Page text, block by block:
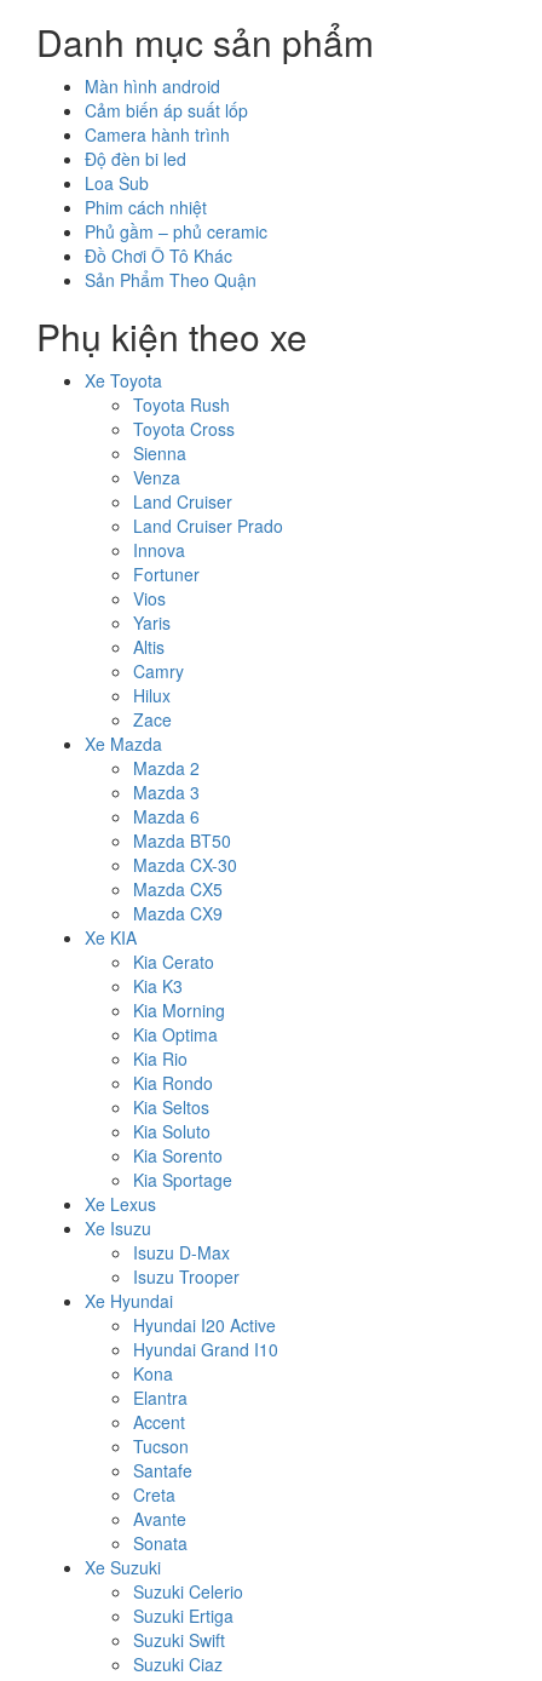
Danh mục sản phẩm
Màn hình android
Cảm biến áp suất lốp
Camera hành trình
Độ đèn bi led
Loa Sub
Phim cách nhiệt
Phủ gầm – phủ ceramic
Đồ Chơi Ô Tô Khác
Sản Phẩm Theo Quận
Phụ kiện theo xe
Xe Toyota
Toyota Rush
Toyota Cross
Sienna
Venza
Land Cruiser
Land Cruiser Prado
Innova
Fortuner
Vios
Yaris
Altis
Camry
Hilux
Zace
Xe Mazda
Mazda 2
Mazda 3
Mazda 6
Mazda BT50
Mazda CX-30
Mazda CX5
Mazda CX9
Xe KIA
Kia Cerato
Kia K3
Kia Morning
Kia Optima
Kia Rio
Kia Rondo
Kia Seltos
Kia Soluto
Kia Sorento
Kia Sportage
Xe Lexus
Xe Isuzu
Isuzu D-Max
Isuzu Trooper
Xe Hyundai
Hyundai I20 Active
Hyundai Grand I10
Kona
Elantra
Accent
Tucson
Santafe
Creta
Avante
Sonata
Xe Suzuki
Suzuki Celerio
Suzuki Ertiga
Suzuki Swift
Suzuki Ciaz